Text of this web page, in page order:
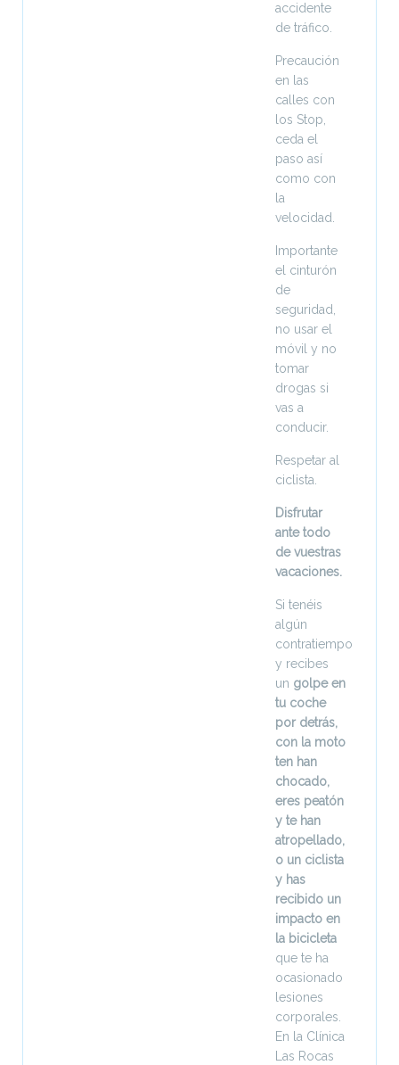
accidente
de tráfico.
Precaución
en las
calles con
los Stop,
ceda el
paso así
como con
la
velocidad.
Importante
el cinturón
de
seguridad,
no usar el
móvil y no
tomar
drogas si
vas a
conducir.
Respetar al
ciclista.
Disfrutar
ante todo
de vuestras
vacaciones.
Si tenéis
algún
contratiempo
y recibes
un golpe en
tu coche
por detrás,
con la moto
ten han
chocado,
eres peatón
y te han
atropellado,
o un ciclista
y has
recibido un
impacto en
la bicicleta
que te ha
ocasionado
lesiones
corporales.
En la Clínica
Las Rocas